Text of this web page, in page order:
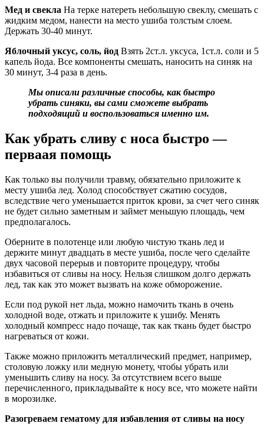
Мед и свекла На терке натереть небольшую свеклу, смешать с
жидким медом, нанести на место ушиба толстым слоем.
Держать 30-40 минут.
Яблочный уксус, соль, йод Взять 2ст.л. уксуса, 1ст.л. соли и 5
капель йода. Все компоненты смешать, наносить на синяк на
30 минут, 3-4 раза в день.
Мы описали различные способы, как быстро
убрать синяки, вы сами сможете выбрать
подходящий и воспользоваться именно им.
Как убрать сливу с носа быстро —
перваая помощь
Как только вы получили травму, обязательно приложите к
месту ушиба лед. Холод способствует сжатию сосудов,
вследствие чего уменьшается приток крови, за счет чего синяк
не будет сильно заметным и займет меньшую площадь, чем
предполагалось.
Оберните в полотенце или любую чистую ткань лед и
держите минут двадцать в месте ушиба, после чего сделайте
двух часовой перерыв и повторите процедуру, чтобы
избавиться от сливы на носу. Нельзя слишком долго держать
лед, так как это может вызвать на коже обморожение.
Если под рукой нет льда, можно намочить ткань в очень
холодной воде, отжать и приложите к ушибу. Менять
холодный компресс надо почаще, так как ткань будет быстро
нагреваться от кожи.
Также можно приложить металлический предмет, например,
столовую ложку или медную монету, чтобы убрать или
уменьшить сливу на носу. За отсутствием всего выше
перечисленного, прикладывайте к носу все, что можете найти
в морозилке.
Разогреваем гематому для избавления от сливы на носу